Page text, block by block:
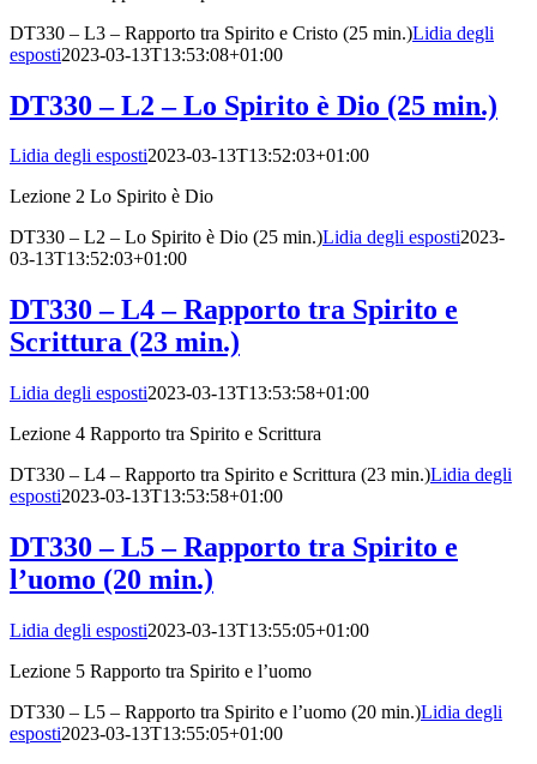
DT330 – L3 – Rapporto tra Spirito e Cristo (25 min.)Lidia degli
esposti2023-03-13T13:53:08+01:00
DT330 – L2 – Lo Spirito è Dio (25 min.)
Lidia degli esposti2023-03-13T13:52:03+01:00
Lezione 2 Lo Spirito è Dio
DT330 – L2 – Lo Spirito è Dio (25 min.)Lidia degli esposti2023-
03-13T13:52:03+01:00
DT330 – L4 – Rapporto tra Spirito e
Scrittura (23 min.)
Lidia degli esposti2023-03-13T13:53:58+01:00
Lezione 4 Rapporto tra Spirito e Scrittura
DT330 – L4 – Rapporto tra Spirito e Scrittura (23 min.)Lidia degli
esposti2023-03-13T13:53:58+01:00
DT330 – L5 – Rapporto tra Spirito e
l’uomo (20 min.)
Lidia degli esposti2023-03-13T13:55:05+01:00
Lezione 5 Rapporto tra Spirito e l’uomo
DT330 – L5 – Rapporto tra Spirito e l’uomo (20 min.)Lidia degli
esposti2023-03-13T13:55:05+01:00